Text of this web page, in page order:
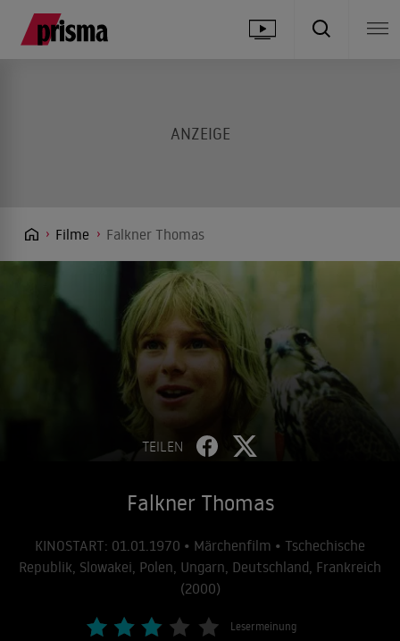
Filme Falkner Thomas
TEILEN
Falkner Thomas
KINOSTART: 01.01.1970 • Märchenfilm • Tschechische
Republik, Slowakei, Polen, Ungarn, Deutschland, Frankreich
(2000)
Lesermeinung